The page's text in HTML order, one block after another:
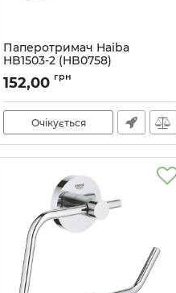
Паперотримач Haiba
HB1503-2 (HB0758)
Артикул: HB0758
152,00 грн
Очікується